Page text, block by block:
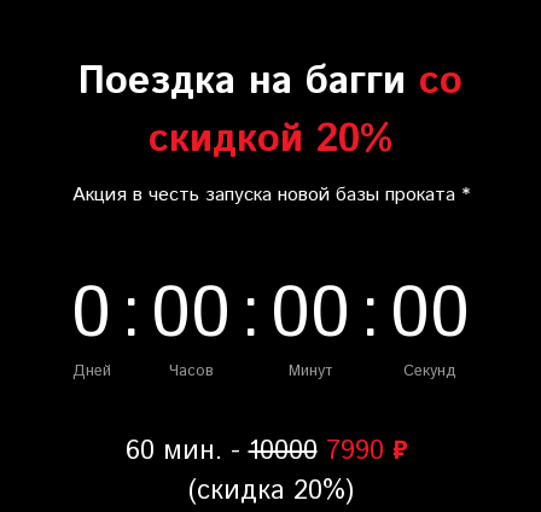
Поездка на багги со
скидкой 20%
Акция в честь запуска новой базы проката *
0
Дней
:00
Часов
:00
Минут
:00
Секунд
60 мин. -10000 7990 ₽
(скидка 20%)